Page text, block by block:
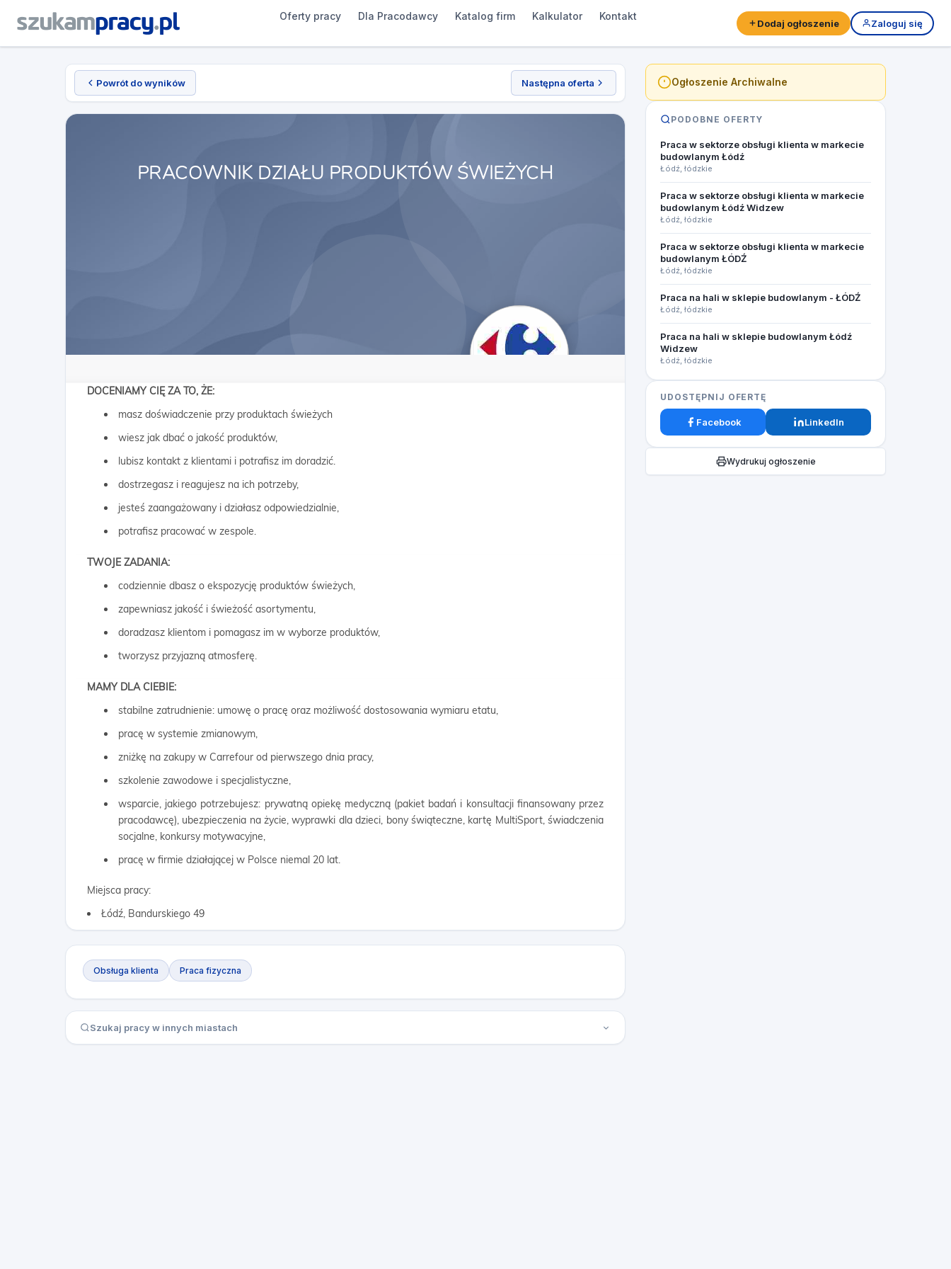
Oferty pracy Dla Pracodawcy Katalog firm Kalkulator Kontakt
Dodaj ogłoszenie Zaloguj się
Powrót do wyników Następna oferta
PRACOWNIK DZIAŁU PRODUKTÓW ŚWIEŻYCH
DOCENIAMY CIĘ ZA TO, ŻE:
masz doświadczenie przy produktach świeżych
wiesz jak dbać o jakość produktów,
lubisz kontakt z klientami i potrafisz im doradzić.
dostrzegasz i reagujesz na ich potrzeby,
jesteś zaangażowany i działasz odpowiedzialnie,
potrafisz pracować w zespole.
TWOJE ZADANIA:
codziennie dbasz o ekspozycję produktów świeżych,
zapewniasz jakość i świeżość asortymentu,
doradzasz klientom i pomagasz im w wyborze produktów,
tworzysz przyjazną atmosferę.
MAMY DLA CIEBIE:
stabilne zatrudnienie: umowę o pracę oraz możliwość dostosowania wymiaru etatu,
pracę w systemie zmianowym,
zniżkę na zakupy w Carrefour od pierwszego dnia pracy,
szkolenie zawodowe i specjalistyczne,
wsparcie, jakiego potrzebujesz: prywatną opiekę medyczną (pakiet badań i konsultacji finansowany przez
pracodawcę), ubezpieczenia na życie, wyprawki dla dzieci, bony świąteczne, kartę MultiSport, świadczenia
socjalne, konkursy motywacyjne,
pracę w firmie działającej w Polsce niemal 20 lat.
Miejsca pracy:
Łódź, Bandurskiego 49
Obsługa klienta Praca fizyczna
Szukaj pracy w innych miastach
Ogłoszenie Archiwalne
PODOBNE OFERTY
Praca w sektorze obsługi klienta w markecie
budowlanym Łódź
Łódź, łódzkie
Praca w sektorze obsługi klienta w markecie
budowlanym Łódź Widzew
Łódź, łódzkie
Praca w sektorze obsługi klienta w markecie
budowlanym ŁÓDŹ
Łódź, łódzkie
Praca na hali w sklepie budowlanym - ŁÓDŹ
Łódź, łódzkie
Praca na hali w sklepie budowlanym Łódź
Widzew
Łódź, łódzkie
UDOSTĘPNIJ OFERTĘ
Facebook LinkedIn
Wydrukuj ogłoszenie